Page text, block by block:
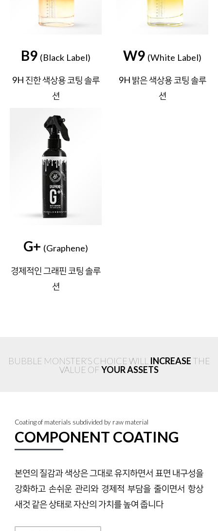
B9 (Black Label)
9H 진한 색상용 코팅 솔루
션
W9 (White Label)
9H 밝은 색상용 코팅 솔루
션
G+ (Graphene)
경제적인 그래핀 코팅 솔루
션
BUBBLE MONSTER’S CHOICE WILL INCREASE THE
VALUE OFYOUR ASSETS
Coating of materials subdivided by raw material
COMPONENT COATING
본연의 질감과 색상은 그대로 유지하면서 표면 내구성을
강화하고 손쉬운 관리와 경제적 부담을 줄이면서 항상
새것 같은 상태로 자산의 가치를 높여 줍니다